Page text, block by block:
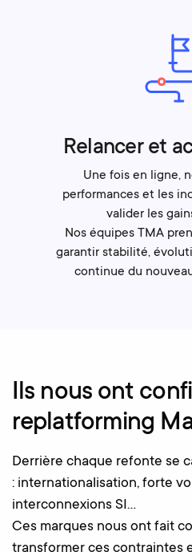
Relancer et
Une fois en ligne,
performances et les
valider les
Nos équipes TMA
garantir stabilité,
continue du
Ils nous ont
replatforming
Derrière chaque refonte se
: internationalisation, forte
interconnexions SI…
Ces marques nous ont fait
transformer ces contraintes